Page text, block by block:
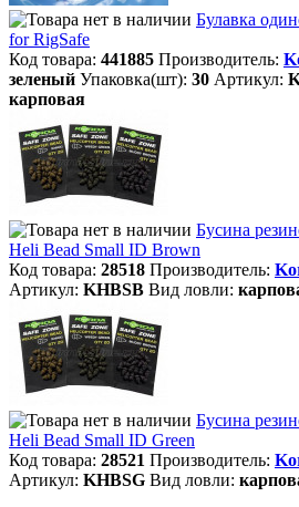
Булавка
for RigSafe
Код товара: 441885 Производитель:
зеленый Упаковка(шт): 30 Артикул:
карповая
Бусина
Heli Bead Small ID Brown
Код товара: 28518 Производитель:
Артикул: KHBSB Вид ловли:
Бусина
Heli Bead Small ID Green
Код товара: 28521 Производитель:
Артикул: KHBSG Вид ловли: